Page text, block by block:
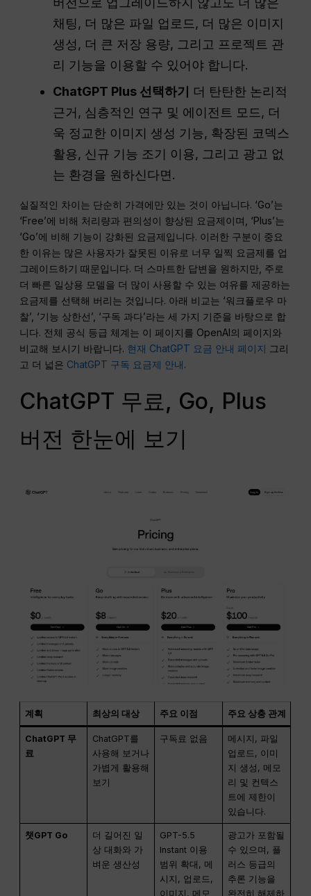
채팅, 더 많은 파일 업로드, 더 많은 이미지
생성, 더 큰 저장 용량, 그리고 프로젝트 관
리 기능을 이용할 수 있어야 합니다.
ChatGPT Plus 선택하기
더 탄탄한 논리적
근거, 심층적인 연구 및 에이전트 모드, 더
욱 정교한 이미지 생성 기능, 확장된 코덱스
활용, 신규 기능 조기 이용, 그리고 광고 없
는 환경을 원하신다면.
실질적인 차이는 단순히 가격에만 있는 것이 아닙니다. ‘Go’는
‘Free’에 비해 처리량과 편의성이 향상된 요금제이며, ‘Plus’는
‘Go’에 비해 기능이 강화된 요금제입니다. 이러한 구분이 중요
한 이유는 많은 사용자가 잘못된 이유로 너무 일찍 요금제를 업
그레이드하기 때문입니다. 더 스마트한 답변을 원하지만, 주로
더 빠른 일상용 모델을 더 많이 사용할 수 있는 여유를 제공하는
요금제를 선택해 버리는 것입니다. 아래 비교는 ‘워크플로우 마
찰’, ‘기능 상한선’, ‘구독 과다’라는 세 가지 기준을 바탕으로 합
니다. 전체 공식 등급 체계는 이 페이지를 OpenAI의 페이지와
비교해 보시기 바랍니다. 현재 ChatGPT 요금 안내 페이지 그리
고 더 넓은 ChatGPT 구독 요금제 안내.
ChatGPT 무료, Go, Plus
버전 한눈에 보기
계획 최상의 대상 주요 이점 주요 상충 관계
ChatGPT 무
료
ChatGPT를
사용해 보거나
가볍게 활용해
보기
구독료 없음
메시지, 파일
업로드, 이미
지 생성, 메모
리 및 컨텍스
트에 제한이
있습니다.
챗GPT Go
더 길어진 일
상 대화와 가
벼운 생산성
GPT-5.5
Instant 이용
범위 확대, 메
시지, 업로드,
이미지, 메모
광고가 포함될
수 있으며, 플
러스 등급의
추론 기능을
완전히 해제하